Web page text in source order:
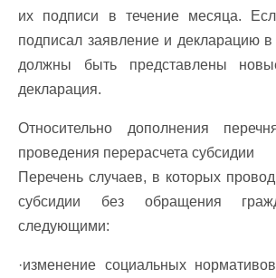
их подписи в течение месяца.
подписал заявление и декларацию в
должны быть представлены
декларация.
Относительно дополнения
проведения перерасчета субсидии
Перечень случаев, в которых
субсидии без обращения
следующими:
·изменение социальных